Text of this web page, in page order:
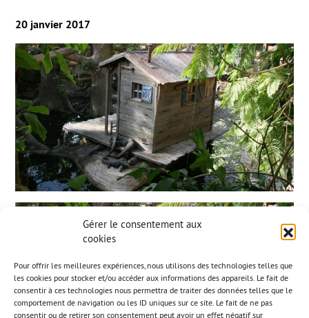
Gérer le consentement aux
cookies
Pour offrir les meilleures expériences, nous utilisons des technologies telles que
les cookies pour stocker et/ou accéder aux informations des appareils. Le fait de
consentir à ces technologies nous permettra de traiter des données telles que le
comportement de navigation ou les ID uniques sur ce site. Le fait de ne pas
consentir ou de retirer son consentement peut avoir un effet négatif sur
20 janvier 2017